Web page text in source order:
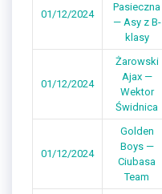
01/12/2024
Pasieczna
— Asy z B-
klasy
01/12/2024
Żarowski
Ajax —
Wektor
Świdnica
01/12/2024
Golden
Boys —
Ciubasa
Team